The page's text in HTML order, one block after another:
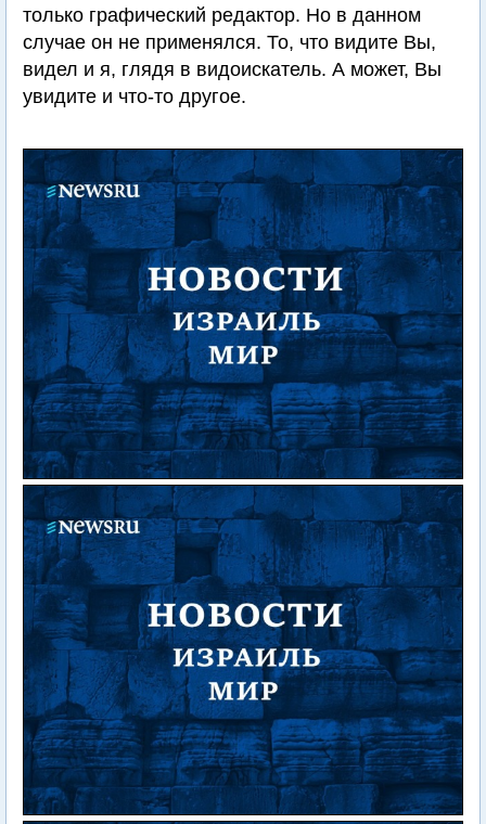
только графический редактор. Но в данном
случае он не применялся. То, что видите Вы,
видел и я, глядя в видоискатель. А может, Вы
увидите и что-то другое.